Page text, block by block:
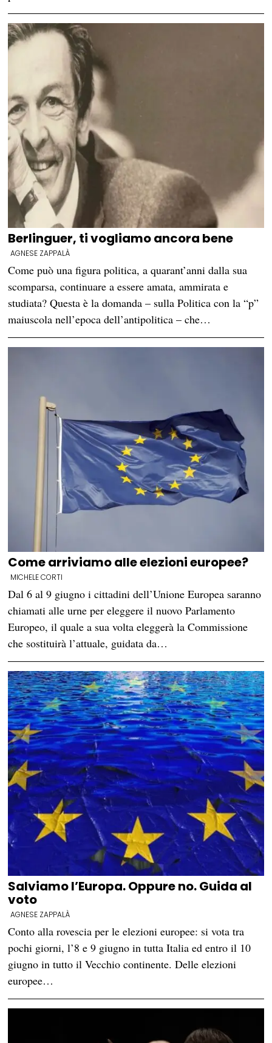
Berlinguer, ti vogliamo ancora bene
AGNESE ZAPPALÀ
Come può una figura politica, a quarant’anni dalla sua
scomparsa, continuare a essere amata, ammirata e
studiata? Questa è la domanda – sulla Politica con la “p”
maiuscola nell’epoca dell’antipolitica – che…
Come arriviamo alle elezioni europee?
MICHELE CORTI
Dal 6 al 9 giugno i cittadini dell’Unione Europea saranno
chiamati alle urne per eleggere il nuovo Parlamento
Europeo, il quale a sua volta eleggerà la Commissione
che sostituirà l’attuale, guidata da…
Salviamo l’Europa. Oppure no. Guida al
voto
AGNESE ZAPPALÀ
Conto alla rovescia per le elezioni europee: si vota tra
pochi giorni, l’8 e 9 giugno in tutta Italia ed entro il 10
giugno in tutto il Vecchio continente. Delle elezioni
europee…